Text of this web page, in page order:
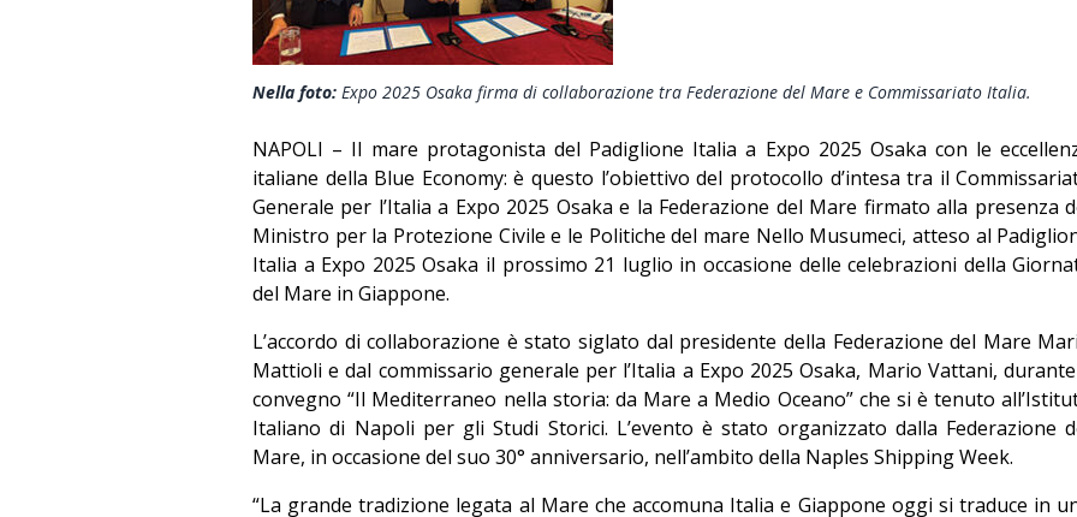
Nella foto: Expo 2025 Osaka firma di collaborazione tra Federazione del Mare e Commissariato Italia.
NAPOLI – Il mare protagonista del Padiglione Italia a Expo 2025 Osaka con le
italiane della Blue Economy: è questo l’obiettivo del protocollo d’intesa tra il
Generale per l’Italia a Expo 2025 Osaka e la Federazione del Mare firmato alla presenza
Ministro per la Protezione Civile e le Politiche del mare Nello Musumeci, atteso al
Italia a Expo 2025 Osaka il prossimo 21 luglio in occasione delle celebrazioni della
del Mare in Giappone.
L’accordo di collaborazione è stato siglato dal presidente della Federazione del Mare
Mattioli e dal commissario generale per l’Italia a Expo 2025 Osaka, Mario Vattani,
convegno “Il Mediterraneo nella storia: da Mare a Medio Oceano” che si è tenuto
Italiano di Napoli per gli Studi Storici. L’evento è stato organizzato dalla Federazione
Mare, in occasione del suo 30° anniversario, nell’ambito della Naples Shipping Week.
“La grande tradizione legata al Mare che accomuna Italia e Giappone oggi si traduce in